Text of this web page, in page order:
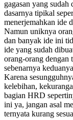
gagasan yang sudah
dasarnya tipikal
menerjemahkan ide
Namun uniknya
dan banyak ide ini
ide yang sudah
orang-orang dengan
sebenarnya
Karena
kelebihan,
bagian HRD
ini ya, jangan asal
ternyata kurang